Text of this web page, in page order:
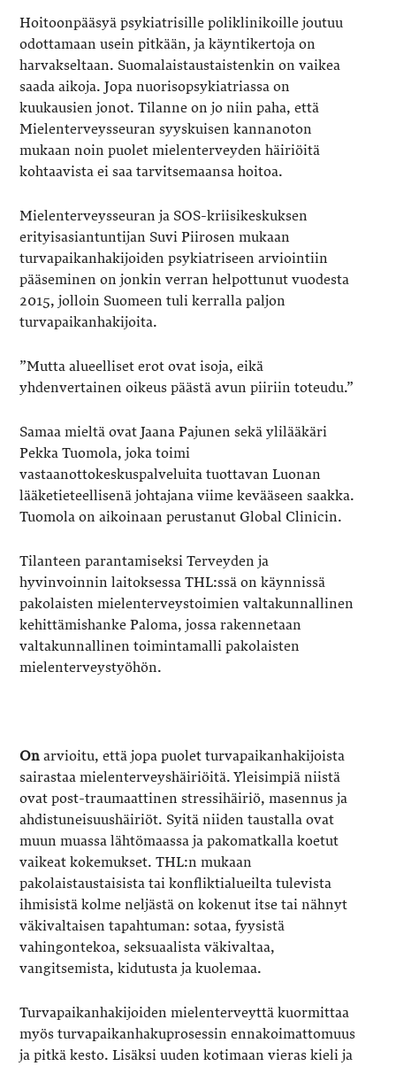
Hoitoonpääsyä psykiatrisille poliklinikoille joutuu
odottamaan usein pitkään, ja käyntikertoja on
harvakseltaan. Suomalaistaustaistenkin on vaikea
saada aikoja. Jopa nuorisopsykiatriassa on
kuukausien jonot. Tilanne on jo niin paha, että
Mielenterveysseuran syyskuisen kannanoton
mukaan noin puolet mielenterveyden häiriöitä
kohtaavista ei saa tarvitsemaansa hoitoa.
Mielenterveysseuran ja SOS-kriisikeskuksen
erityisasiantuntijan Suvi Piirosen mukaan
turvapaikanhakijoiden psykiatriseen arviointiin
pääseminen on jonkin verran helpottunut vuodesta
2015, jolloin Suomeen tuli kerralla paljon
turvapaikanhakijoita.
”Mutta alueelliset erot ovat isoja, eikä
yhdenvertainen oikeus päästä avun piiriin toteudu.”
Samaa mieltä ovat Jaana Pajunen sekä ylilääkäri
Pekka Tuomola, joka toimi
vastaanottokeskuspalveluita tuottavan Luonan
lääketieteellisenä johtajana viime kevääseen saakka.
Tuomola on aikoinaan perustanut Global Clinicin.
Tilanteen parantamiseksi Terveyden ja
hyvinvoinnin laitoksessa THL:ssä on käynnissä
pakolaisten mielenterveystoimien valtakunnallinen
kehittämishanke Paloma, jossa rakennetaan
valtakunnallinen toimintamalli pakolaisten
mielenterveystyöhön.
On arvioitu, että jopa puolet turvapaikanhakijoista
sairastaa mielenterveyshäiriöitä. Yleisimpiä niistä
ovat post-traumaattinen stressihäiriö, masennus ja
ahdistuneisuushäiriöt. Syitä niiden taustalla ovat
muun muassa lähtömaassa ja pakomatkalla koetut
vaikeat kokemukset. THL:n mukaan
pakolaistaustaisista tai konfliktialueilta tulevista
ihmisistä kolme neljästä on kokenut itse tai nähnyt
väkivaltaisen tapahtuman: sotaa, fyysistä
vahingontekoa, seksuaalista väkivaltaa,
vangitsemista, kidutusta ja kuolemaa.
Turvapaikanhakijoiden mielenterveyttä kuormittaa
myös turvapaikanhakuprosessin ennakoimattomuus
ja pitkä kesto. Lisäksi uuden kotimaan vieras kieli ja